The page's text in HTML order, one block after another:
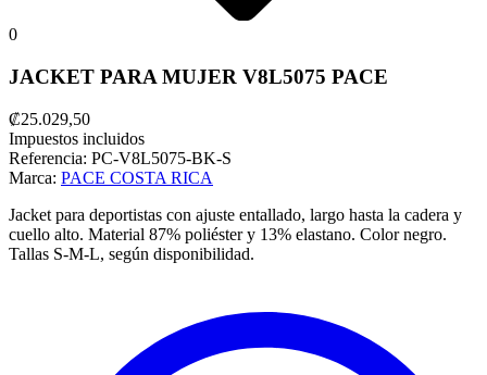
0
JACKET PARA MUJER V8L5075 PACE
₡25.029,50
Impuestos incluidos
Referencia: PC-V8L5075-BK-S
Marca: PACE COSTA RICA
Jacket para deportistas con ajuste entallado, largo hasta la cadera y
cuello alto. Material 87% poliéster y 13% elastano. Color negro.
Tallas S-M-L, según disponibilidad.